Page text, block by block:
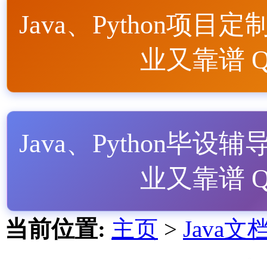
Java、Python项目定
业又靠谱
Java、Python毕设辅
业又靠谱
当前位置: 主页 > Java文